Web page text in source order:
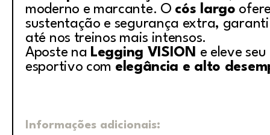
moderno e marcante. O cós largo
sustentação e segurança extra,
até nos treinos mais intensos.
Aposte na Legging VISION e eleve
esportivo com elegância e alto
Informações adicionais: